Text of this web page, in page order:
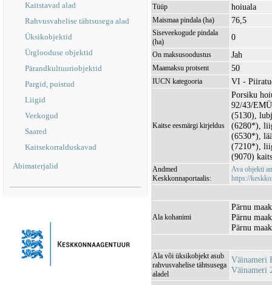
Kaitstavad alad
Rahvusvahelise tähtsusega alad
Üksikobjektid
Ürglooduse objektid
Pärandkultuuriobjektid
Pargid, puistud
Liigid
Veekogud
Saared
Kaitsekorralduskavad
Abimaterjalid
Tüüp hoiuala
Maismaa pindala (ha) 76,5
Siseveekogude pindala
(ha)
0
On maksusoodustus Jah
Maamaksu protsent 50
IUCN kategooria VI -
Kaitse eesmärgi kirjeldus
Porsiku
92/43/
(5130),
(6280*),
(6530*),
(7210*),
(9070)
Andmed
Keskkonnaportaalis:
Ava objekti
https://
Ala kohanimi
Pärnu
Pärnu
Pärnu
Ala või üksikobjekt asub
rahvusvahelise tähtsusega
aladel
Väinameri
Väinameri